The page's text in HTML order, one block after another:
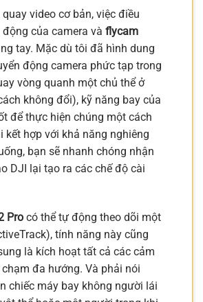
video cơ bản, việc điều
của camera và flycam
tay. Mặc dù tôi đã hình dung
động camera phức tạp trong
vòng quanh một chủ thể ở
không đổi), kỹ năng bay của
để thực hiện chúng một cách
kết hợp với khả năng nghiêng
bạn sẽ nhanh chóng nhận
DJI lại tạo ra các chế độ cài
Pro có thể tự động theo dõi một
tính năng này cũng
là kích hoạt tất cả các cảm
đa hướng. Và phải nói
chiếc máy bay không người lái